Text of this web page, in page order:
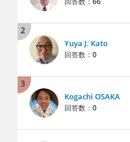
2
Yuya J. Kato
回答数： 0
3
Kogachi OSAKA
回答数： 0